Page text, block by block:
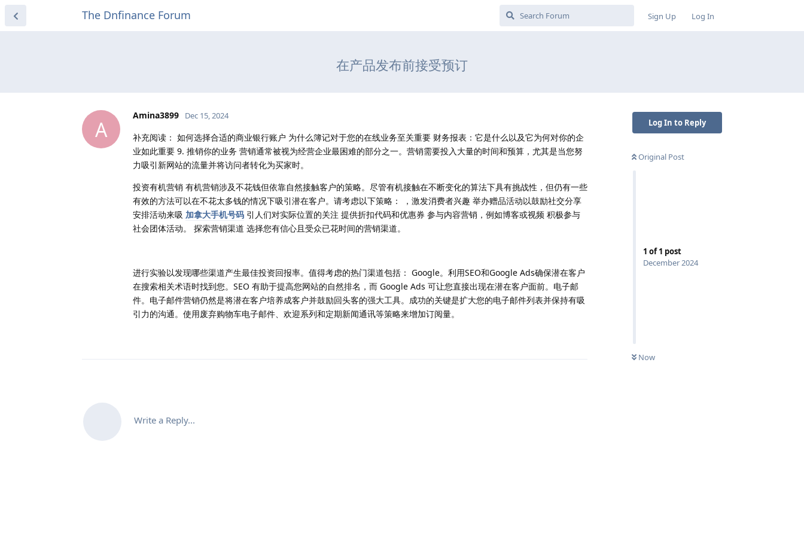
The Dnfinance Forum Sign Up Log In
在产品发布前接受预订
Log In to Reply
Original Post
1 of1 post
December 2024
Now
A
Amina3899 Dec 15, 2024
补充阅读： 如何选择合适的商业银行账户 为什么簿记对于您的在线业务至关重要 财务报表：它是什么以及它为何对你的企
业如此重要 9. 推销你的业务 营销通常被视为经营企业最困难的部分之一。营销需要投入大量的时间和预算，尤其是当您努
力吸引新网站的流量并将访问者转化为买家时。
投资有机营销 有机营销涉及不花钱但依靠自然接触客户的策略。尽管有机接触在不断变化的算法下具有挑战性，但仍有一些
有效的方法可以在不花太多钱的情况下吸引潜在客户。请考虑以下策略： ，激发消费者兴趣 举办赠品活动以鼓励社交分享
安排活动来吸 加拿大手机号码 引人们对实际位置的关注 提供折扣代码和优惠券 参与内容营销，例如博客或视频 积极参与
社会团体活动。 探索营销渠道 选择您有信心且受众已花时间的营销渠道。
进行实验以发现哪些渠道产生最佳投资回报率。值得考虑的热门渠道包括： Google。利用SEO和Google Ads确保潜在客户
在搜索相关术语时找到您。SEO 有助于提高您网站的自然排名，而 Google Ads 可让您直接出现在潜在客户面前。电子邮
件。电子邮件营销仍然是将潜在客户培养成客户并鼓励回头客的强大工具。成功的关键是扩大您的电子邮件列表并保持有吸
引力的沟通。使用废弃购物车电子邮件、欢迎系列和定期新闻通讯等策略来增加订阅量。
Write a Reply...